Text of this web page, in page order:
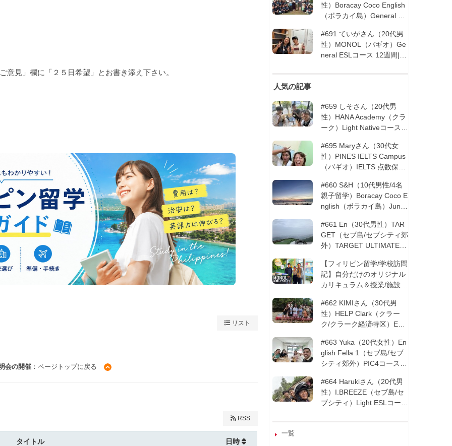
見」欄に「２５日希望」とお書き添え下さい。
リスト
会の開催：ページトップに戻る
RSS
タイトル 日時
性）Boracay Coco English
（ボラカイ島）General En
ピン留学5回目リピータ
ー）| フィリピン留学
#691 ていがさん（20代男
性）MONOL（バギオ）Ge
neral ESLコース 12週間|
人気の記事
#659 しそさん（20代男
性）HANA Academy（クラ
ーク）Light Nativeコース 4
#695 Maryさん（30代女
性）PINES IELTS Campus
（バギオ）IELTS 点数保証
#660 S&H（10代男性/4名
親子留学）Boracay Coco E
nglish（ボラカイ島）Junio
ン留学
#661 En（30代男性）TAR
GET（セブ島/セブシティ郊
外）TARGET ULTIMATE 8
留学
【フィリピン留学/学校訪問
記】自分だけのオリジナル
カリキュラム＆授業/施設の
─MONOLを徹底取材！
#662 KIMIさん（30代男
性）HELP Clark（クラー
ク/クラーク経済特区）ESL
オの他校に転校 | フィリピ
ン留学
#663 Yuka（20代女性）En
glish Fella 1（セブ島/セブ
シティ郊外）PIC4コース 8
#664 Harukiさん（20代男
性）I.BREEZE（セブ島/セ
ブシティ）Light ESLコース
一覧